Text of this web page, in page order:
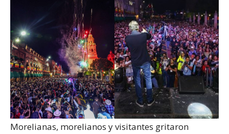
Morelianas, morelianos y visitantes gritaron